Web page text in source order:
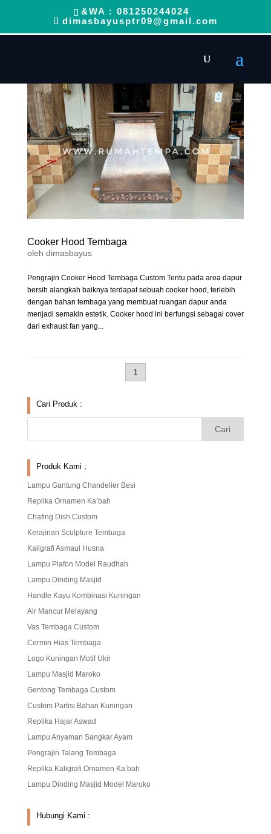
&WA : 081250244024
dimasbayusptr09@gmail.com
Cooker Hood Tembaga
oleh dimasbayus
Pengrajin Cooker Hood Tembaga Custom Tentu pada area dapur
bersih alangkah baiknya terdapat sebuah cooker hood, terlebih
dengan bahan tembaga yang membuat ruangan dapur anda
menjadi semakin estetik. Cooker hood ini berfungsi sebagai cover
dari exhaust fan yang...
1
Cari Produk :
Produk Kami ;
Lampu Gantung Chandelier Besi
Replika Ornamen Ka’bah
Chafing Dish Custom
Kerajinan Sculpture Tembaga
Kaligrafi Asmaul Husna
Lampu Plafon Model Raudhah
Lampu Dinding Masjid
Handle Kayu Kombinasi Kuningan
Air Mancur Melayang
Vas Tembaga Custom
Cermin Hias Tembaga
Logo Kuningan Motif Ukir
Lampu Masjid Maroko
Gentong Tembaga Custom
Custom Partisi Bahan Kuningan
Replika Hajar Aswad
Lampu Anyaman Sangkar Ayam
Pengrajin Talang Tembaga
Replika Kaligrafi Ornamen Ka’bah
Lampu Dinding Masjid Model Maroko
Hubungi Kami :